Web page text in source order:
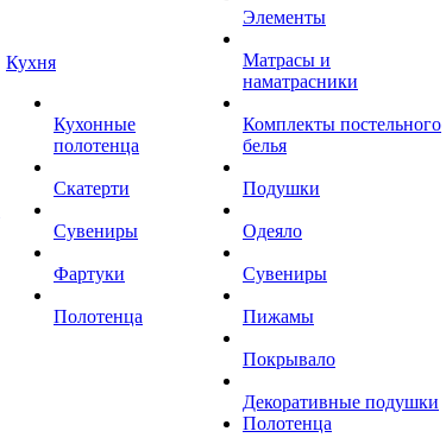
Кухня
Кухонные
полотенца
Скатерти
Сувениры
Фартуки
Полотенца
Элементы
Матрасы и
наматрасники
Комплекты постельного
белья
Подушки
Одеяло
Сувениры
Пижамы
Покрывало
Декоративные подушки
Полотенца